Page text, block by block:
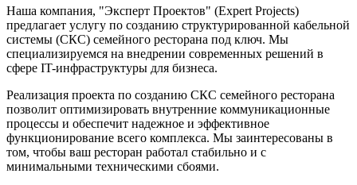
Наша компания, "Эксперт Проектов" (Expert Projects)
предлагает услугу по созданию структурированной кабельной
системы (СКС) семейного ресторана под ключ. Мы
специализируемся на внедрении современных решений в
сфере IT-инфраструктуры для бизнеса.
Реализация проекта по созданию СКС семейного ресторана
позволит оптимизировать внутренние коммуникационные
процессы и обеспечит надежное и эффективное
функционирование всего комплекса. Мы заинтересованы в
том, чтобы ваш ресторан работал стабильно и с
минимальными техническими сбоями.